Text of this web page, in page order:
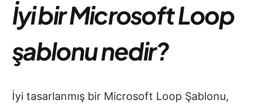
İyi bir Microsoft Loop
şablonu nedir?
İyi tasarlanmış bir Microsoft Loop Şablonu,